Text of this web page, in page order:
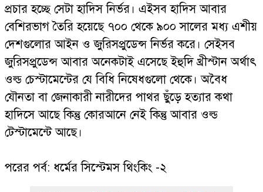
প্রচার হচ্ছে সেটা হাদিস নির্ভর। এইসব হাদিস আবার
বেশিরভাগ তৈরি হয়েছে ৭০০ থেকে ৯০০ সালের মধ্য এশীয়
দেশগুলোর আইন ও জুরিসপ্রুডেন্স নির্ভর করে। সেইসব
জুরিসপ্রুডেন্স আবার অনেকটাই এসেছে ইহুদি খ্রীস্টান অর্থাৎ
ওল্ড চেস্টামেন্টের যে বিধি নিষেধগুলো থেকে। অবৈধ
যৌনতা বা জেনাকারী নারীদের পাথর ছুঁড়ে হত্যার কথা
হাদিসে আছে কিন্তু কোরআনে নেই কিন্তু আবার ওল্ড
টেস্টামেন্টে আছে।
পরের পর্ব: ধর্মের সিস্টেমস থিংকিং -২